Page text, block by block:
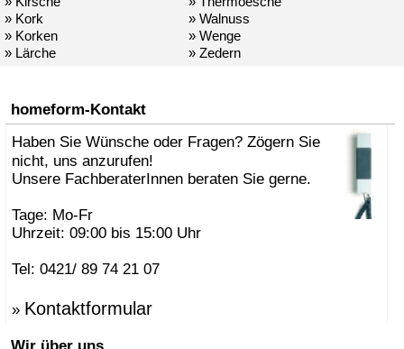
» Kork
» Korken
» Lärche
» Walnuss
» Wenge
» Zedern
homeform-Kontakt
Haben Sie Wünsche oder Fragen? Zögern Sie
nicht, uns anzurufen!
Unsere FachberaterInnen beraten Sie gerne.
Tage: Mo-Fr
Uhrzeit: 09:00 bis 15:00 Uhr
Tel: 0421/ 89 74 21 07
» Kontaktformular